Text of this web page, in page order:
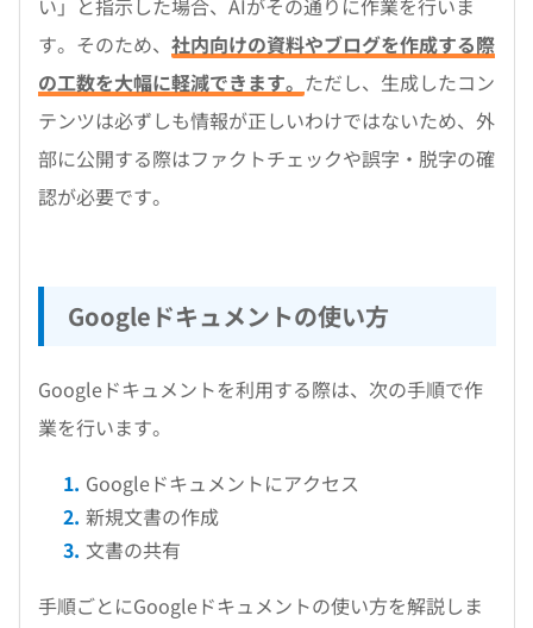
い」と指示した場合、AIがその通りに作業を行いま
す。そのため、 社内向けの資料やブログを作成する際
の工数を大幅に軽減できます。 ただし、生成したコン
テンツは必ずしも情報が正しいわけではないため、外
部に公開する際はファクトチェックや誤字・脱字の確
認が必要です。
Googleドキュメントの使い方
Googleドキュメントを利用する際は、次の手順で作
業を行います。
Googleドキュメントにアクセス
新規文書の作成
文書の共有
手順ごとにGoogleドキュメントの使い方を解説しま